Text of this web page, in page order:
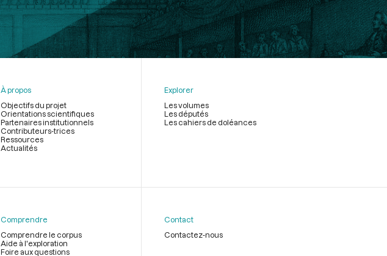
À propos
Objectifs du projet
Orientations scientifiques
Partenaires institutionnels
Contributeurs-trices
Ressources
Actualités
Explorer
Les volumes
Les députés
Les cahiers de doléances
Comprendre
Comprendre le corpus
Aide à l'exploration
Foire aux questions
Contact
Contactez-nous